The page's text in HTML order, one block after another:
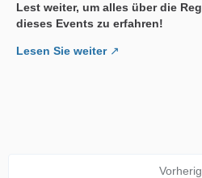
Lest weiter, um alles über die
dieses Events zu erfahren!
Lesen Sie weiter